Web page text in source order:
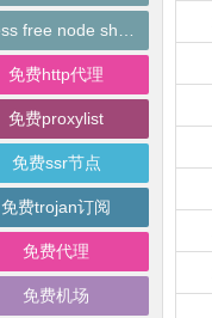
免费http代理
免费proxylist
免费ssr节点
免费trojan订阅
免费代理
免费机场